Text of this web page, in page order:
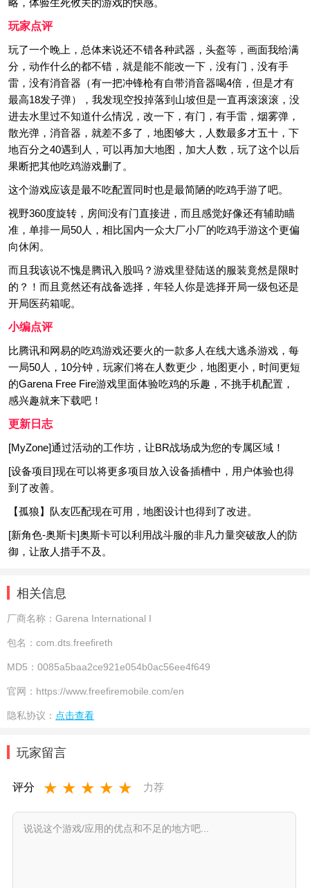
玩家点评
玩了一个晚上，总体来说还不错各种武器，头盔等，画面我给满
分，动作什么的都不错，就是能不能改一下，没有门，没有手
雷，没有消音器（有一把冲锋枪有自带消音器喝4倍，但是才有
最高18发子弹），我发现空投掉落到山坡但是一直再滚滚滚，没
进去水里过不知道什么情况，改一下，有门，有手雷，烟雾弹，
散光弹，消音器，就差不多了，地图够大，人数最多才五十，下
地百分之40遇到人，可以再加大地图，加大人数，玩了这个以后
果断把其他吃鸡游戏删了。
这个游戏应该是最不吃配置同时也是最简陋的吃鸡手游了吧。
视野360度旋转，房间没有门直接进，而且感觉好像还有辅助瞄
准，单排一局50人，相比国内一众大厂小厂的吃鸡手游这个更偏
向休闲。
而且我该说不愧是腾讯入股吗？游戏里登陆送的服装竟然是限时
的？！而且竟然还有战备选择，年轻人你是选择开局一级包还是
开局医药箱呢。
小编点评
比腾讯和网易的吃鸡游戏还要火的一款多人在线大逃杀游戏，每
一局50人，10分钟，玩家们将在人数更少，地图更小，时间更短
的Garena Free Fire游戏里面体验吃鸡的乐趣，不挑手机配置，
感兴趣就来下载吧！
更新日志
[MyZone]通过活动的工作坊，让BR战场成为您的专属区域！
[设备项目]现在可以将更多项目放入设备插槽中，用户体验也得
到了改善。
【孤狼】队友匹配现在可用，地图设计也得到了改进。
[新角色-奥斯卡]奥斯卡可以利用战斗服的非凡力量突破敌人的防
御，让敌人措手不及。
相关信息
厂商名称： Garena International I
包名： com.dts.freefireth
MD5： 0085a5baa2ce921e054b0ac56ee4f649
官网： https://www.freefiremobile.com/en
隐私协议： 点击查看
玩家留言
评分 ★ ★ ★ ★ ★ 力荐